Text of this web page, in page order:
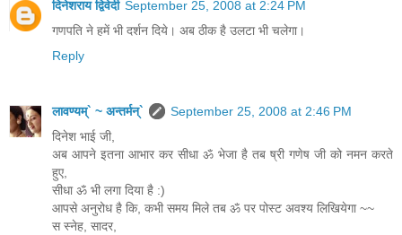
दिनेशराय द्विवेदी September 25, 2008 at 2:24 PM
गणपति ने हमें भी दर्शन दिये। अब ठीक है उलटा भी चलेगा।
Reply
लावण्यम्` ~ अन्तर्मन्`
September 25, 2008 at 2:46 PM
दिनेश भाई जी,
अब आपने इतना आभार कर सीधा ॐ भेजा है तब ष्री गणेष जी को नमन करते
हुए,
सीधा ॐ भी लगा दिया है :)
आपसे अनुरोध है कि, कभी समय मिले तब ॐ पर पोस्ट अवश्य लिखियेगा ~~
स स्नेह, सादर,